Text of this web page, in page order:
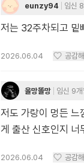
eunzy94 임신
저는 32주차되고 밑
2026.06.04 공감
올망똘망 임신 9개
저도 가랑이 멍든 느
게 출산 신호인지 너
2026.06.04 공감